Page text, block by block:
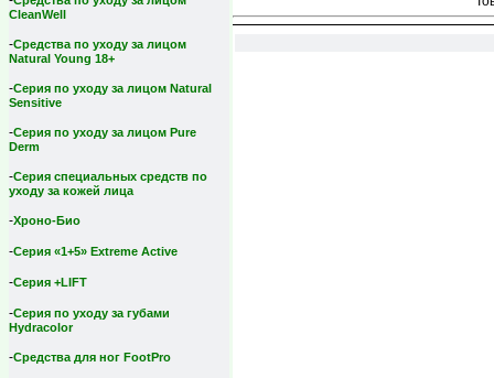
CleanWell
-Средства по уходу за лицом
Natural Young 18+
-Серия по уходу за лицом Natural
Sensitive
-Серия по уходу за лицом Pure
Derm
-Серия специальных средств по
уходу за кожей лица
-Хроно-Био
-Серия «1+5» Extreme Active
-Серия +LIFT
-Серия по уходу за губами
Hydracolor
-Средства для ног FootPro